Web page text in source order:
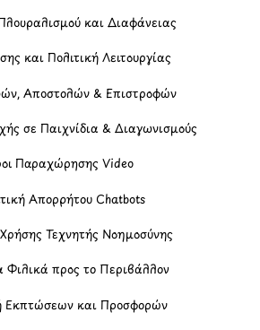
και Διαφάνειας
και Πολιτική Λειτουργίας
Αποστολών & Επιστροφών
σε Παιχνίδια & Διαγωνισμούς
Παραχώρησης Video
Απορρήτου Chatbots
Τεχνητής Νοημοσύνης
Φιλικά προς το Περιβάλλον
Εκπτώσεων και Προσφορών